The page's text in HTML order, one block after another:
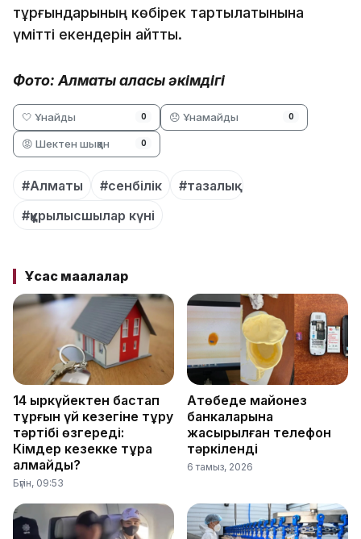
тұрғындарының көбірек тартылатынына
үмітті екендерін айтты.
Фото: Алматы қаласы әкімдігі
🤍 Ұнайды 0 😞 Ұнамайды 0
😡 Шектен шыққан 0
#Алматы #сенбілік
#тазалық
#құрылысшылар күні
Ұқсас мақалалар
14 қыркүйектен бастап
тұрғын үй кезегіне тұру
тәртібі өзгереді:
Кімдер кезекке тұра
алмайды?
Бүгін, 09:53
Ақтөбеде майонез
банкаларына
жасырылған телефон
тәркіленді
6 тамыз, 2026